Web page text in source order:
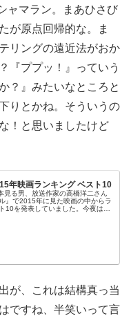
ャマラン。まあひさび
が原点回帰的な。ま
リングの遠近法がおか
『ププッ！』っていう
？』みたいなところと
りとかね。そういうの
！と思いましたけど
年映画ランキング ベスト10
見る男、放送作家の高橋洋二さん
』で2015年に見た映画の中からラ
10を発表していました。今夜は
が、これは結構真っ当
ですね、半笑いって言